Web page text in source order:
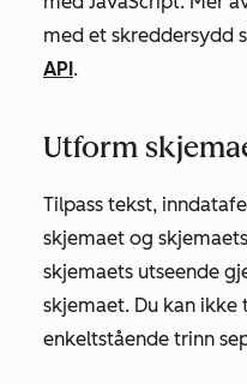
med et skreddersydd
API.
Utform
Tilpass tekst,
skjemaet og
skjemaets utseende
skjemaet. Du kan ikke
enkeltstående trinn